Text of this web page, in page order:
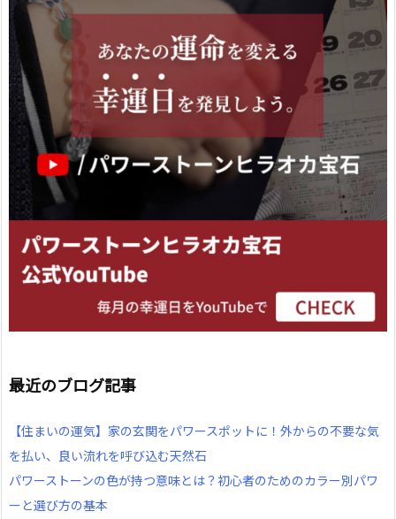
最近のブログ記事
【住まいの運気】家の玄関をパワースポットに！外からの不要な気
を払い、良い流れを呼び込む天然石
パワーストーンの色が持つ意味とは？初心者のためのカラー別パワ
ーと選び方の基本